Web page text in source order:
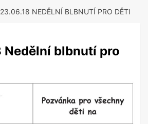
NEDĚLNÍ BLBNUTÍ PRO DĚTI
Nedělní blbnutí pro